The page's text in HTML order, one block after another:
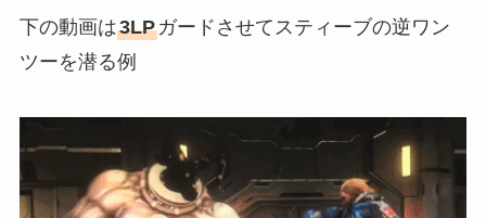
下の動画は3LPガードさせてスティーブの逆ワン
ツーを潜る例